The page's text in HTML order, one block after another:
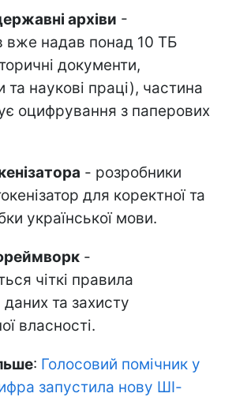
архіви -
вже надав понад 10 ТБ
документи,
та наукові праці), частина
оцифрування з паперових
- розробники
для коректної та
української мови.
-
чіткі правила
та захисту
власності.
: Голосовий помічник у
запустила нову ШІ-